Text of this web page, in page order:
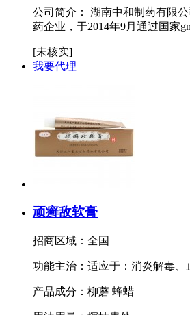
公司简介：
湖南中和制药有限
药企业，于2014年9月通过国家
[未核实]
我要代理
顽癣敌软膏
招商区域：全国
功能主治：适应于：消炎解毒、
产品成分：柳蘑 蜂蜡